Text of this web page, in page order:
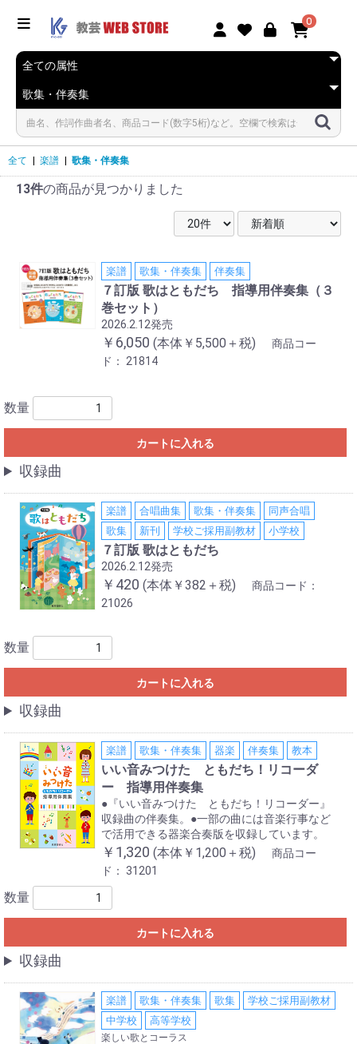
0
全て 楽譜 歌集・伴奏集
13件の商品が見つかりました
楽譜 歌集・伴奏集 伴奏集
７訂版 歌はともだち 指導用伴奏集（３
巻セット）
2026.2.12発売
￥6,050 (本体￥5,500＋税)
商品コー
ド： 21814
数量
カートに入れる
収録曲
楽譜 合唱曲集 歌集・伴奏集
同声合唱
歌集
新刊 学校ご採用副教材 小学校
７訂版 歌はともだち
2026.2.12発売
￥420 (本体￥382＋税)
商品コード：
21026
数量
カートに入れる
収録曲
楽譜 歌集・伴奏集 器楽 伴奏集 教本
いい音みつけた ともだち！リコーダ
ー 指導用伴奏集
●『いい音みつけた ともだち！リコーダー』
収録曲の伴奏集。●一部の曲には音楽行事など
で活用できる器楽合奏版を収録しています。
￥1,320 (本体￥1,200＋税)
商品コー
ド： 31201
数量
カートに入れる
収録曲
楽譜 歌集・伴奏集 歌集
学校ご採用副教材
中学校
高等学校
楽しい歌とコーラス